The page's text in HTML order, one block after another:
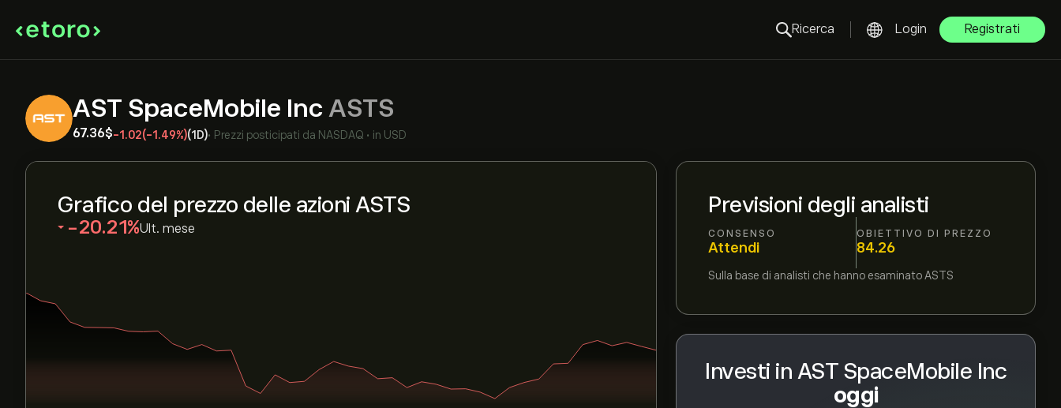
Ricerca Login Registrati
AST SpaceMobile Inc ASTS
67.36‎$‎-1.02(-1.49%)(1D)• Prezzi posticipati da NASDAQ • in USD
Previsioni degli analisti
CONSENSO
Attendi
OBIETTIVO DI PREZZO
84.26
Sulla base di analisti che hanno esaminato ASTS
Investi in AST SpaceMobile Inc
oggi
Grafico del prezzo delle azioni ASTS
‎-20.21‎ Ult. mese